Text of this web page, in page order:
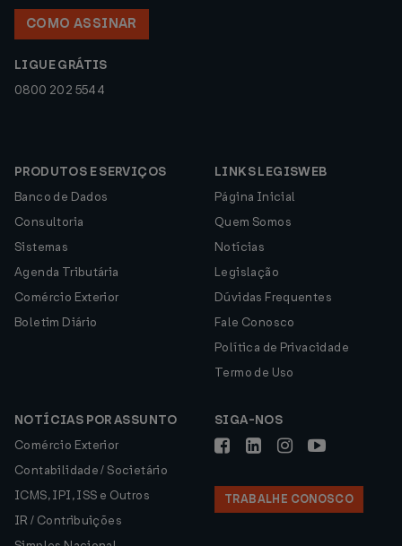
COMO ASSINAR
LIGUE GRÁTIS
0800 202 5544
PRODUTOS E SERVIÇOS
Banco de Dados
Consultoria
Sistemas
Agenda Tributária
Comércio Exterior
Boletim Diário
LINKS LEGISWEB
Página Inicial
Quem Somos
Notícias
Legislação
Dúvidas Frequentes
Fale Conosco
Política de Privacidade
Termo de Uso
NOTÍCIAS POR ASSUNTO
Comércio Exterior
Contabilidade / Societário
ICMS, IPI, ISS e Outros
IR / Contribuições
SIGA-NOS
TRABALHE CONOSCO